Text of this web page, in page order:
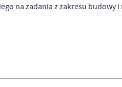
na zadania z zakresu